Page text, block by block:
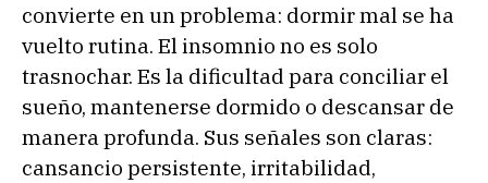
convierte en un problema: dormir mal se ha
vuelto rutina. El insomnio no es solo
trasnochar. Es la dificultad para conciliar el
sueño, mantenerse dormido o descansar de
manera profunda. Sus señales son claras:
cansancio persistente, irritabilidad,